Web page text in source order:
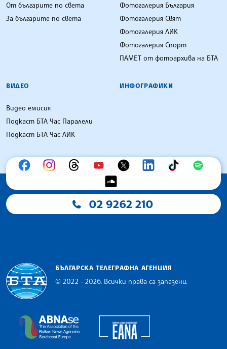
От българите по света
За българите по света
Фотогалерия България
Фотогалерия Свят
Фотогалерия ЛИК
Фотогалерия Спорт
ПАМЕТ от фотоархива на БТА
ВИДЕО
Видео емисия
Подкаст БТА Час Паралели
Подкаст БТА Час ЛИК
ИНФОГРАФИКИ
02 9262 210
БЪЛГАРСКА ТЕЛЕГРАФНА АГЕНЦИЯ
© 2022 - 2026, Всички права са запазени.
The Assocoation of the Balkan News Agencies